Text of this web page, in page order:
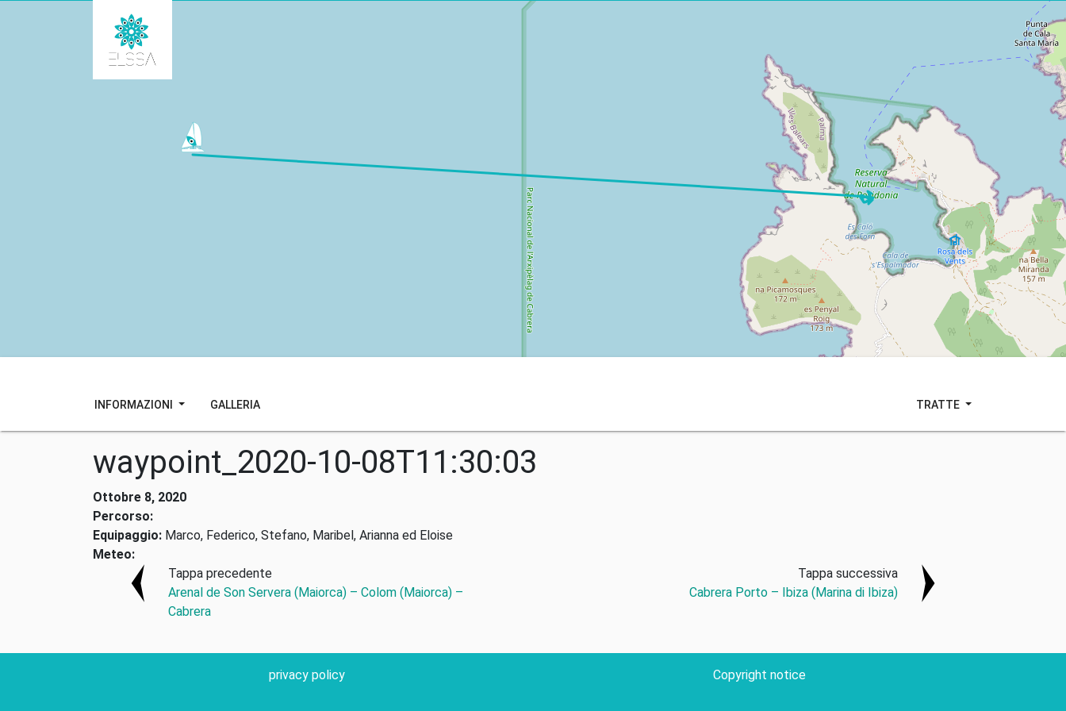
INFORMAZIONI GALLERIA TRATTE
waypoint_2020-10-08T11:30:03
Ottobre 8, 2020
Percorso:
Equipaggio: Marco, Federico, Stefano, Maribel, Arianna ed Eloise
Meteo:
Tappa precedente
Arenal de Son Servera (Maiorca) – Colom (Maiorca) –
Cabrera
Tappa successiva
Cabrera Porto – Ibiza (Marina di Ibiza)
privacy policy Copyright notice